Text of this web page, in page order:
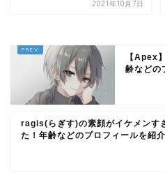
2021年10月7日
【Apex
齢などの
ragis(らぎす)の素顔がイケメンす
た！年齢などのプロフィールを紹